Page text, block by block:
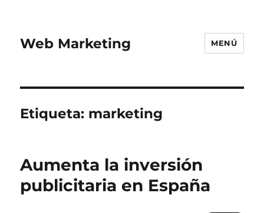
Web Marketing MENÚ
Etiqueta: marketing
Aumenta la inversión
publicitaria en España